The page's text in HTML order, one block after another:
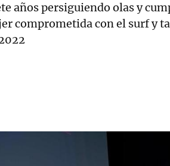
años persiguiendo olas y
comprometida con el surf y